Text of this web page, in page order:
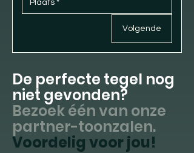
Volgende
De perfecte tegel nog
niet gevonden?
Bezoek één van onze
partner-toonzalen.
Voordelig voor jou!